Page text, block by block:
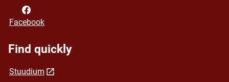
Facebook
Find quickly
Stuudium